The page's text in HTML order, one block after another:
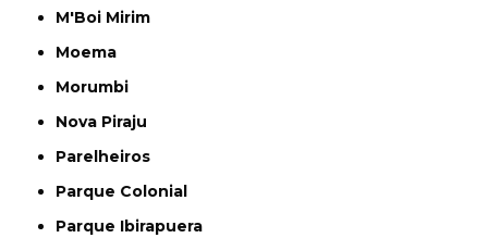
M'Boi Mirim
Moema
Morumbi
Nova Piraju
Parelheiros
Parque Colonial
Parque Ibirapuera